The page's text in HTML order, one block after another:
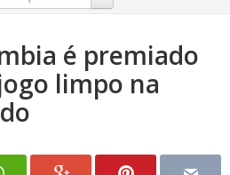
é premiado
limpo na